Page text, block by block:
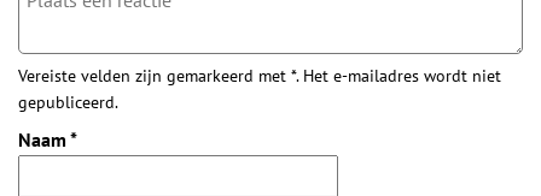
Vereiste velden zijn gemarkeerd met *. Het e-mailadres wordt niet
gepubliceerd.
Naam *